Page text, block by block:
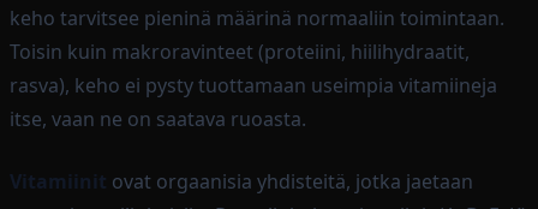
keho tarvitsee pieninä määrinä normaaliin toimintaan.
Toisin kuin makroravinteet (proteiini, hiilihydraatit,
rasva), keho ei pysty tuottamaan useimpia vitamiineja
itse, vaan ne on saatava ruoasta.
Vitamiinit ovat orgaanisia yhdisteitä, jotka jaetaan